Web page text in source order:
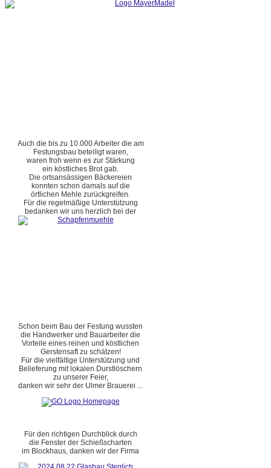
Auch die bis zu 10.000 Arbeiter die am
Festungsbau beteiligt waren,
waren froh wenn es zur Stärkung
ein köstliches Brot gab.
Die ortsansässigen Bäckereien
konnten schon damals auf die
örtlichen Mehle zurückgreifen.
Für die regelmäßige Unterstützung
bedanken wir uns herzlich bei der
Schon beim Bau der Festung wussten
die Handwerker und Bauarbeiter die
Vorteile eines reinen und köstlichen
Gerstensaft zu schätzen!
Für die vielfältige Unterstützung und
Belieferung mit lokalen Durstlöschern
zu unserer Feier,
danken wir sehr der Ulmer Brauerei ...
Für den richtigen Durchblick durch
die Fenster der Schießscharten
im Blockhaus, danken wir der Firma